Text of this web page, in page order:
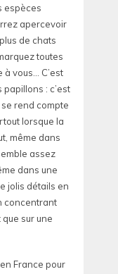
espèces
apercevoir
de chats
toutes
vous… C’est
papillons : c’est
se rend compte
lorsque la
même dans
assez
dans une
jolis détails en
concentrant
sur une
France pour